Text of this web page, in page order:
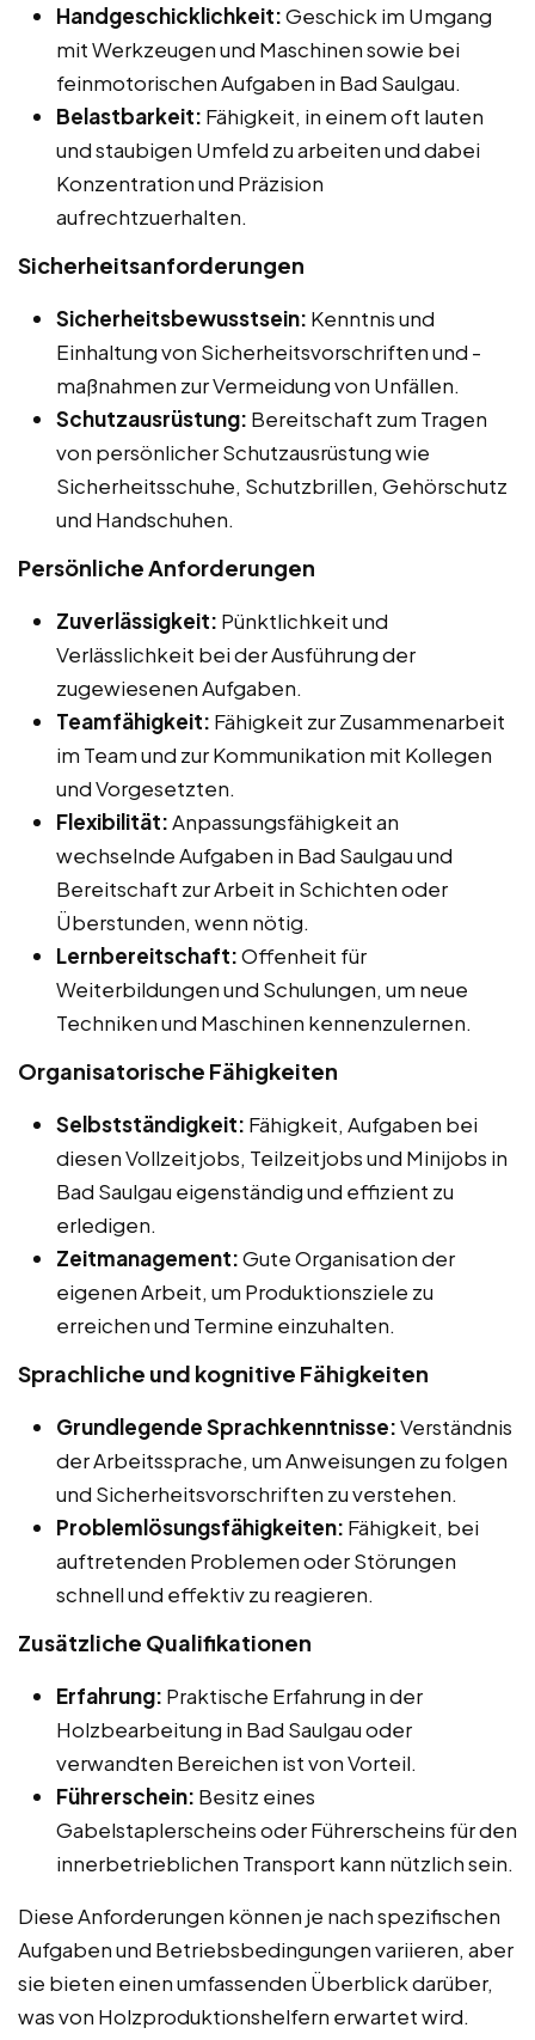
Handgeschicklichkeit:Geschick im Umgang
mit Werkzeugen und Maschinen sowie bei
feinmotorischen Aufgaben in Bad Saulgau.
Belastbarkeit: Fähigkeit, in einem oft lauten
und staubigen Umfeld zu arbeiten und dabei
Konzentration und Präzision
aufrechtzuerhalten.
Sicherheitsanforderungen
Sicherheitsbewusstsein: Kenntnis und
Einhaltung von Sicherheitsvorschriften und -
maßnahmen zur Vermeidung von Unfällen.
Schutzausrüstung: Bereitschaft zum Tragen
von persönlicher Schutzausrüstung wie
Sicherheitsschuhe, Schutzbrillen, Gehörschutz
und Handschuhen.
Persönliche Anforderungen
Zuverlässigkeit: Pünktlichkeit und
Verlässlichkeit bei der Ausführung der
zugewiesenen Aufgaben.
Teamfähigkeit: Fähigkeit zur Zusammenarbeit
im Team und zur Kommunikation mit Kollegen
und Vorgesetzten.
Flexibilität:Anpassungsfähigkeit an
wechselnde Aufgaben in Bad Saulgau und
Bereitschaft zur Arbeit in Schichten oder
Überstunden, wenn nötig.
Lernbereitschaft:Offenheit für
Weiterbildungen und Schulungen, um neue
Techniken und Maschinen kennenzulernen.
Organisatorische Fähigkeiten
Selbstständigkeit: Fähigkeit, Aufgaben bei
diesen Vollzeitjobs, Teilzeitjobs und Minijobs in
Bad Saulgau eigenständig und effizient zu
erledigen.
Zeitmanagement:Gute Organisation der
eigenen Arbeit, um Produktionsziele zu
erreichen und Termine einzuhalten.
Sprachliche und kognitive Fähigkeiten
Grundlegende Sprachkenntnisse:Verständnis
der Arbeitssprache, um Anweisungen zu folgen
und Sicherheitsvorschriften zu verstehen.
Problemlösungsfähigkeiten: Fähigkeit, bei
auftretenden Problemen oder Störungen
schnell und effektiv zu reagieren.
Zusätzliche Qualifikationen
Erfahrung: Praktische Erfahrung in der
Holzbearbeitung in Bad Saulgau oder
verwandten Bereichen ist von Vorteil.
Führerschein: Besitz eines
Gabelstaplerscheins oder Führerscheins für den
innerbetrieblichen Transport kann nützlich sein.
Diese Anforderungen können je nach spezifischen
Aufgaben und Betriebsbedingungen variieren, aber
sie bieten einen umfassenden Überblick darüber,
was von Holzproduktionshelfern erwartet wird.